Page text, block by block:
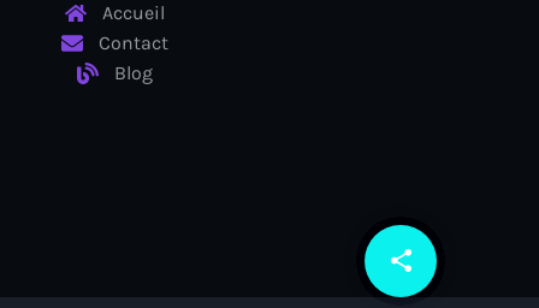
share
email
Accueil
Contact
Blog